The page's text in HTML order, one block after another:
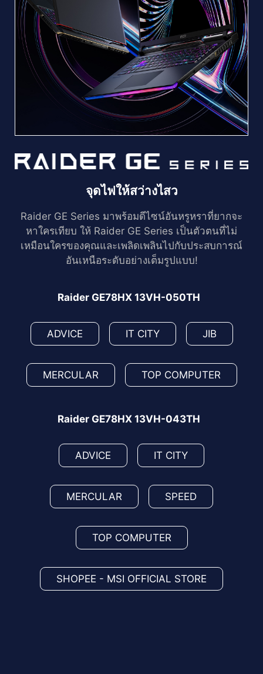
จุดไฟให้สว่างไสว
Raider GE Series มาพร้อมดีไซน์อันหรูหราที่ยากจะ
หาใครเทียบ ให้ Raider GE Series เป็นตัวตนที่ไม่
เหมือนใครของคุณและเพลิดเพลินไปกับประสบการณ์
อันเหนือระดับอย่างเต็มรูปแบบ!
Raider GE78HX 13VH-050TH
ADVICE IT CITY JIB
MERCULAR TOP COMPUTER
Raider GE78HX 13VH-043TH
ADVICE IT CITY
MERCULAR SPEED
TOP COMPUTER
SHOPEE - MSI OFFICIAL STORE